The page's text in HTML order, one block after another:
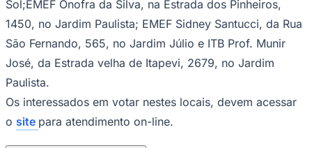
Brasileirão Série B
Paulistão
Copa do Brasil
Libertadores
Sul-Americana
Copa América
Champions League
La Liga
Bundesliga
Mundial 2026
Sol;EMEF Onofra da Silva, na Estrada dos Pinheiros,
1450, no Jardim Paulista; EMEF Sidney Santucci, da Rua
São Fernando, 565, no Jardim Júlio e ITB Prof. Munir
José, da Estrada velha de Itapevi, 2679, no Jardim
Paulista.
Os interessados em votar nestes locais, devem acessar
o site para atendimento on-line.